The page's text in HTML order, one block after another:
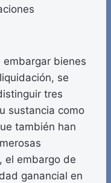
bienes
se
tres
sustancia como
también han
el embargo de
ganancial en